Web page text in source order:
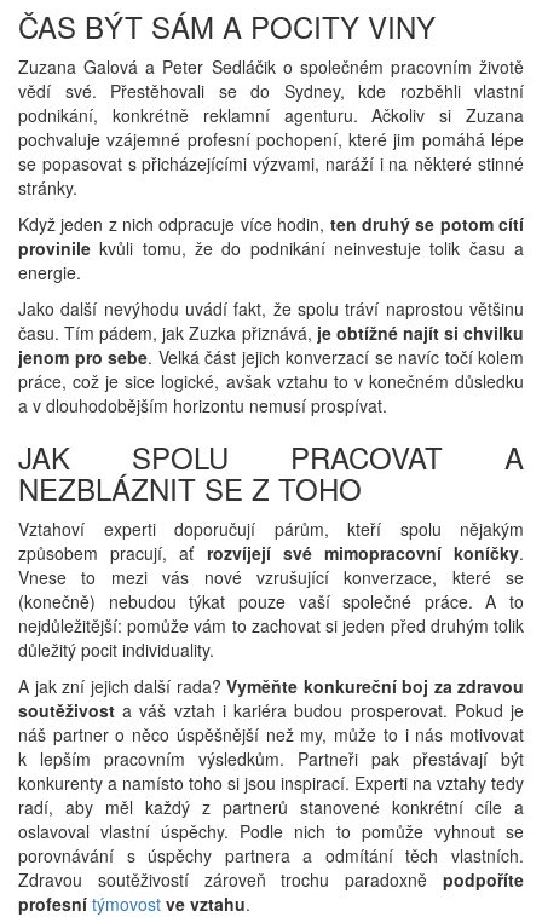
ČAS BÝT SÁM A POCITY VINY
Zuzana Galová a Peter Sedláčik o společném pracovním životě
vědí své. Přestěhovali se do Sydney, kde rozběhli vlastní
podnikání, konkrétně reklamní agenturu. Ačkoliv si Zuzana
pochvaluje vzájemné profesní pochopení, které jim pomáhá lépe
se popasovat s přicházejícími výzvami, naráží i na některé stinné
stránky.
Když jeden z nich odpracuje více hodin, ten druhý se potom cítí
provinile kvůli tomu, že do podnikání neinvestuje tolik času a
energie.
Jako další nevýhodu uvádí fakt, že spolu tráví naprostou většinu
času. Tím pádem, jak Zuzka přiznává, je obtížné najít si chvilku
jenom pro sebe. Velká část jejich konverzací se navíc točí kolem
práce, což je sice logické, avšak vztahu to v konečném důsledku
a v dlouhodobějším horizontu nemusí prospívat.
JAK SPOLU PRACOVAT A
NEZBLÁZNIT SE Z TOHO
Vztahoví experti doporučují párům, kteří spolu nějakým
způsobem pracují, ať rozvíjejí své mimopracovní koníčky.
Vnese to mezi vás nové vzrušující konverzace, které se
(konečně) nebudou týkat pouze vaší společné práce. A to
nejdůležitější: pomůže vám to zachovat si jeden před druhým tolik
důležitý pocit individuality.
A jak zní jejich další rada? Vyměňte konkureční boj za zdravou
soutěživost a váš vztah i kariéra budou prosperovat. Pokud je
náš partner o něco úspěšnější než my, může to i nás motivovat
k lepším pracovním výsledkům. Partneři pak přestávají být
konkurenty a namísto toho si jsou inspirací. Experti na vztahy tedy
radí, aby měl každý z partnerů stanovené konkrétní cíle a
oslavoval vlastní úspěchy. Podle nich to pomůže vyhnout se
porovnávání s úspěchy partnera a odmítání těch vlastních.
Zdravou soutěživostí zároveň trochu paradoxně podpoříte
profesní týmovost ve vztahu.